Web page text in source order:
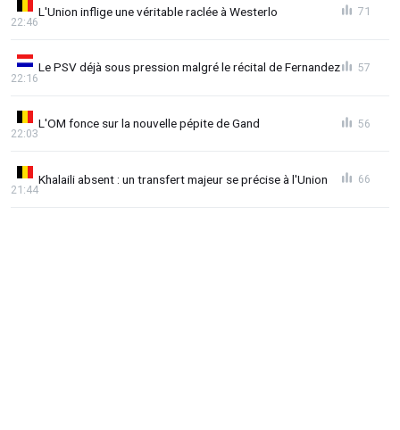
L'Union inflige une véritable raclée à Westerlo
22:46
71
Le PSV déjà sous pression malgré le récital de Fernandez
22:16
57
L'OM fonce sur la nouvelle pépite de Gand
22:03
56
Khalaili absent : un transfert majeur se précise à l'Union
21:44
66